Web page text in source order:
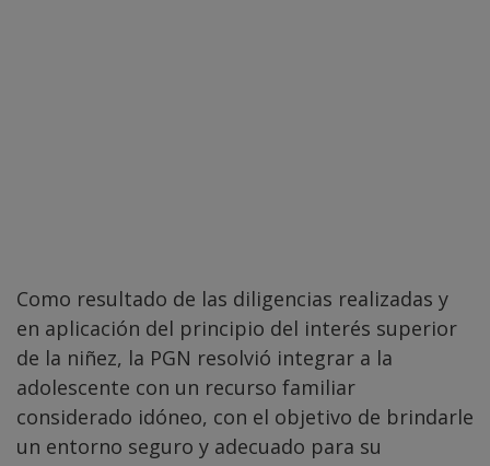
Como resultado de las diligencias realizadas y
en aplicación del principio del interés superior
de la niñez, la PGN resolvió integrar a la
adolescente con un recurso familiar
considerado idóneo, con el objetivo de brindarle
un entorno seguro y adecuado para su